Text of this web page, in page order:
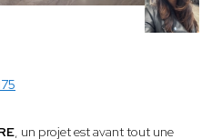
, un projet est avant tout une